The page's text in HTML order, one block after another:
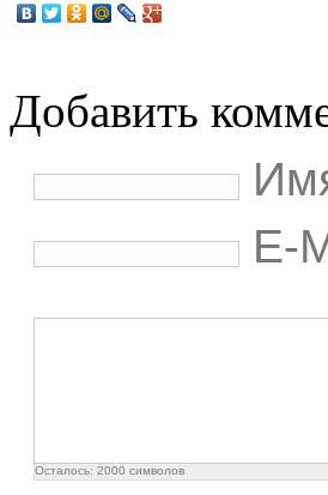
Добавить
E-
Осталось: 2000 символов